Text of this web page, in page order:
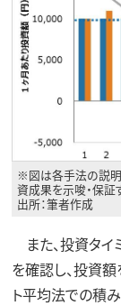
※図は各手法の説明
資成果を示唆・保証
出所：筆者作成
また、投資タ
を確認し、投資
ト平均法での積